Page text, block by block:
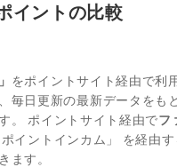
イントの比較
」 をポイントサイト経由で利
毎日更新の最新データをも
。 ポイントサイト経由でフ
ポイントインカム」
を経由
ます。